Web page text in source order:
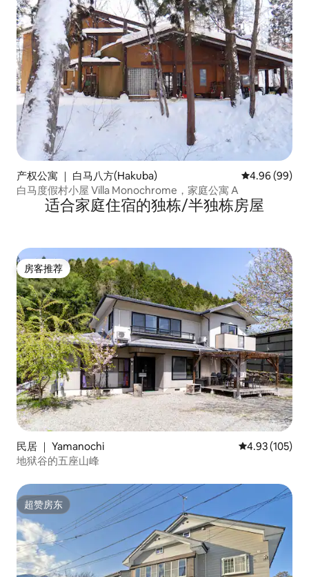
产权公寓 ｜ 白马八方(Hakuba) 平均评分 4.96
4.96 (99)
白马度假村小屋 Villa Monochrome，家庭公寓 A
适合家庭住宿的独栋/半独栋房屋
房客推荐
房客推荐
民居 ｜ Yamanochi 平均评分 4.93
4.93 (105)
地狱谷的五座山峰
超赞房东
超赞房东